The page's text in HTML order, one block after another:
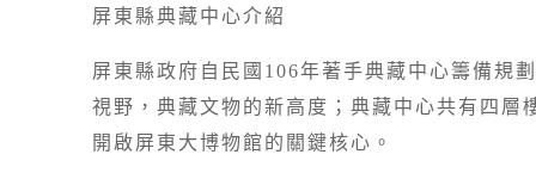
屏東縣典藏中心介紹
屏東縣政府自民國106年著手典藏中心籌備規
視野，典藏文物的新高度；典藏中心共有四層
開啟屏東大博物館的關鍵核心。